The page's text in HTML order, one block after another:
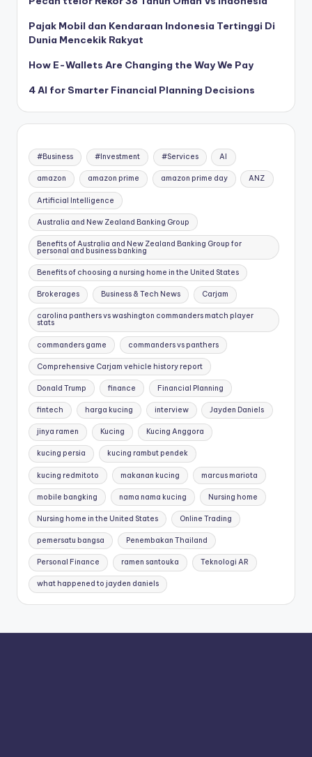
Pajak Mobil dan Kendaraan Indonesia Tertinggi Di
Dunia Mencekik Rakyat
How E-Wallets Are Changing the Way We Pay
4 AI for Smarter Financial Planning Decisions
#Business #Investment #Services AI
amazon amazon prime amazon prime day ANZ
Artificial Intelligence
Australia and New Zealand Banking Group
Benefits of Australia and New Zealand Banking Group for
personal and business banking
Benefits of choosing a nursing home in the United States
Brokerages Business & Tech News Carjam
carolina panthers vs washington commanders match player
stats
commanders game commanders vs panthers
Comprehensive Carjam vehicle history report
Donald Trump finance Financial Planning
fintech harga kucing interview Jayden Daniels
jinya ramen Kucing Kucing Anggora
kucing persia kucing rambut pendek
kucing redmitoto makanan kucing marcus mariota
mobile bangking nama nama kucing Nursing home
Nursing home in the United States Online Trading
pemersatu bangsa Penembakan Thailand
Personal Finance ramen santouka Teknologi AR
what happened to jayden daniels